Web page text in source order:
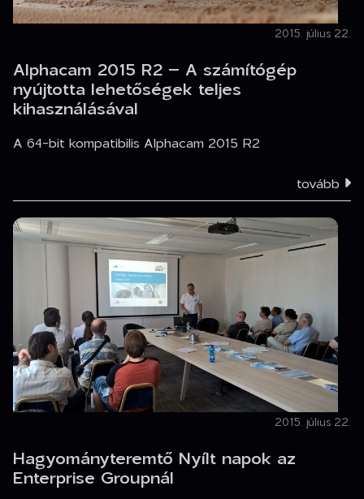
2015. július 22.
Alphacam 2015 R2 – A számítógép
nyújtotta lehetőségek teljes
kihasználásával
A 64-bit kompatibilis Alphacam 2015 R2
tovább
2015. július 22.
Hagyományteremtő Nyílt napok az
Enterprise Groupnál